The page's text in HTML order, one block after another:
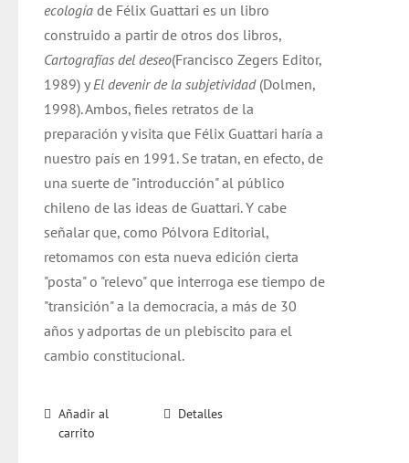
ecología de Félix Guattari es un libro
construido a partir de otros dos libros,
Cartografías del deseo(Francisco Zegers Editor,
1989) yEl devenir de la subjetividad(Dolmen,
1998). Ambos, fieles retratos de la
preparación y visita que Félix Guattari haría a
nuestro país en 1991. Se tratan, en efecto, de
una suerte de "introducción" al público
chileno de las ideas de Guattari. Y cabe
señalar que, como Pólvora Editorial,
retomamos con esta nueva edición cierta
"posta" o "relevo" que interroga ese tiempo de
"transición" a la democracia, a más de 30
años y adportas de un plebiscito para el
cambio constitucional.
Añadir al
carrito
Detalles